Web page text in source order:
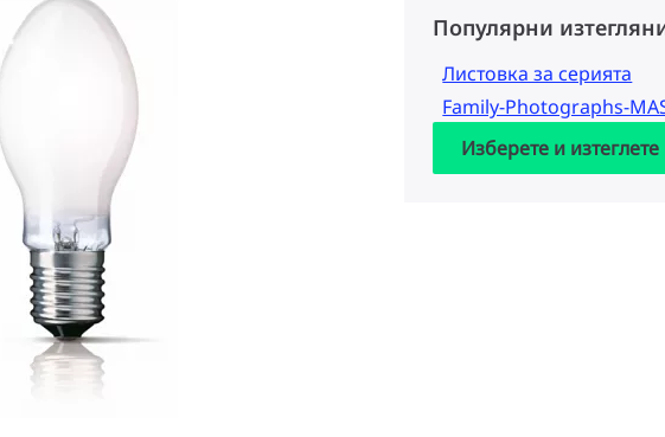
Популярни
Листовка за серията
Family-Photographs-
Изберете и изтеглете